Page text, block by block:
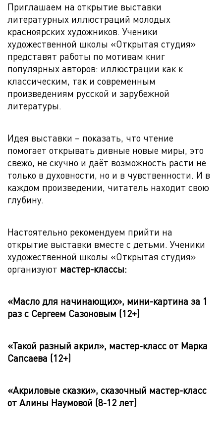
Приглашаем на открытие выставки
литературных иллюстраций молодых
красноярских художников. Ученики
художественной школы «Открытая студия»
представят работы по мотивам книг
популярных авторов: иллюстрации как к
классическим, так и современным
произведениям русской и зарубежной
литературы.
Идея выставки – показать, что чтение
помогает открывать дивные новые миры, это
свежо, не скучно и даёт возможность расти не
только в духовности, но и в чувственности. И в
каждом произведении, читатель находит свою
глубину.
Настоятельно рекомендуем прийти на
открытие выставки вместе с детьми. Ученики
художественной школы «Открытая студия»
организуют мастер-классы:
«Масло для начинающих», мини-картина за 1
раз с Сергеем Сазоновым (12+)
«Такой разный акрил», мастер-класс от Марка
Сапсаева (12+)
«Акриловые сказки», сказочный мастер-класс
от Алины Наумовой (8-12 лет)